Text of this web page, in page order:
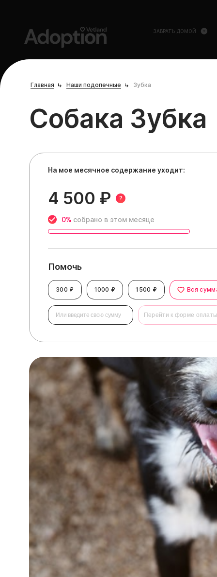
ЗАБРАТЬ ДОМОЙ
Главная
Наши подопечные Зубка
Собака Зубка
На мое месячное содержание уходит:
4 500 ₽ ?
0% собрано в этом месяце
Помочь
300 ₽ 1000 ₽ 1500 ₽ Вся
Перейти к форме оплаты